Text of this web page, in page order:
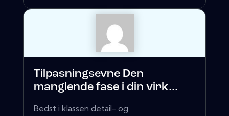
Tilpasningsevne Den
manglende fase i din virk...
Bedst i klassen detail- og